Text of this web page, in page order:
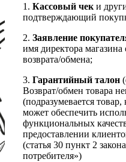
1. Кассовый чеки
подтверждающий
2. Заявление
имя директора
возврата/обмена;
3. Гарантийный талон
Возврат/обмен товара
(подразумевается
может обеспечить
функциональных
предоставлении
(статья 30 пункт 2
потребителя»)